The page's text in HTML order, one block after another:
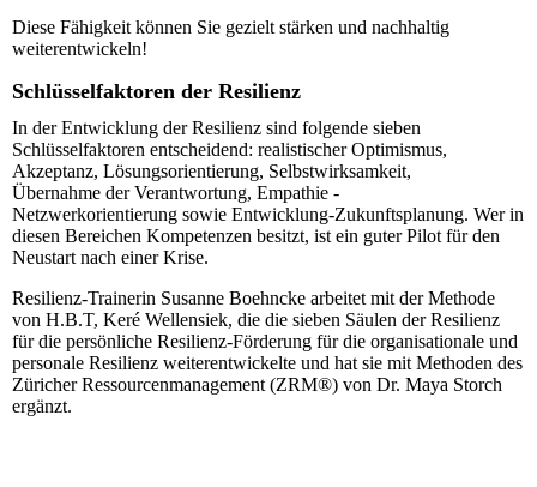
Diese Fähigkeit können Sie gezielt stärken und nachhaltig
weiterentwickeln!
Schlüsselfaktoren der Resilienz
In der Entwicklung der Resilienz sind folgende sieben
Schlüsselfaktoren entscheidend: realistischer Optimismus,
Akzeptanz, Lösungsorientierung, Selbstwirksamkeit,
Übernahme der Verantwortung, Empathie -
Netzwerkorientierung sowie Entwicklung-Zukunftsplanung. Wer in
diesen Bereichen Kompetenzen besitzt, ist ein guter Pilot für den
Neustart nach einer Krise.
Resilienz-Trainerin Susanne Boehncke arbeitet mit der Methode
von H.B.T, Keré Wellensiek, die die sieben Säulen der Resilienz
für die persönliche Resilienz-Förderung für die organisationale und
personale Resilienz weiterentwickelte und hat sie mit Methoden des
Züricher Ressourcenmanagement (ZRM®) von Dr. Maya Storch
ergänzt.